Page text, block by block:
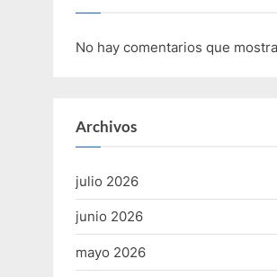
No hay comentarios que
Archivos
julio 2026
junio 2026
mayo 2026